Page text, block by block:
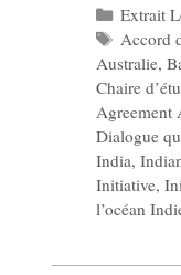
Extrait
Accord
Australie,
Chaire
Agreement
Dialogue
India,
Initiative,
l’océan